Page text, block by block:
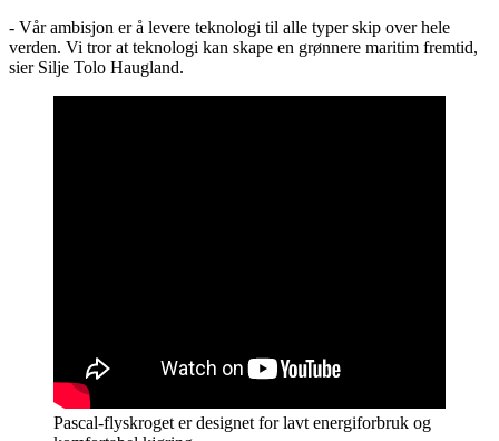
- Vår ambisjon er å levere teknologi til alle typer skip over hele
verden. Vi tror at teknologi kan skape en grønnere maritim fremtid,
sier Silje Tolo Haugland.
Pascal-flyskroget er designet for lavt energiforbruk og